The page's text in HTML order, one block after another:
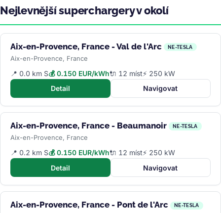
Nejlevnější superchargery v okolí
Aix-en-Provence, France - Val de l'Arc NE-TESLA
Aix-en-Provence, France
📍 0.0 km S💰 0.150 EUR/kWh🔌 12 míst⚡ 250 kW
Detail
Navigovat
Aix-en-Provence, France - Beaumanoir NE-TESLA
Aix-en-Provence, France
📍 0.2 km S💰 0.150 EUR/kWh🔌 12 míst⚡ 250 kW
Detail
Navigovat
Aix-en-Provence, France - Pont de l'Arc NE-TESLA